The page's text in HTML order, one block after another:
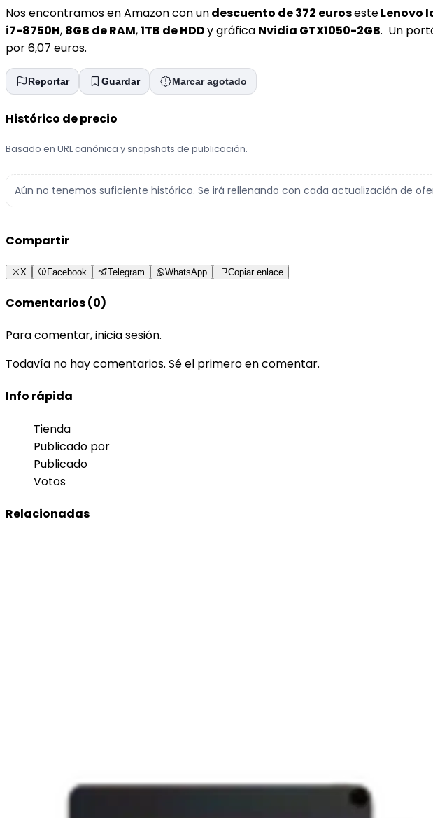
Nos encontramos en Amazon con undescuento de 372 eurosesteLenovo
i7-8750H, 8GB de RAM,1TB de HDDy gráfica Nvidia GTX1050-2GB. Un
por 6,07 euros.
Reportar Guardar Marcar agotado
Histórico de precio
Basado en URL canónica y snapshots de publicación.
Aún no tenemos suficiente histórico. Se irá rellenando con cada actualización de
Compartir
X Facebook Telegram WhatsApp Copiar enlace
Comentarios (0)
Para comentar,inicia sesión.
Todavía no hay comentarios. Sé el primero en comentar.
Info rápida
Tienda
Publicado por
Publicado
Votos
Relacionadas